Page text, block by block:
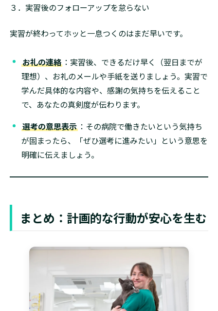
３．実習後のフォローアップを怠らない
実習が終わってホッと一息つくのはまだ早いです。
お礼の連絡 ：実習後、できるだけ早く（翌日までが
理想）、お礼のメールや手紙を送りましょう。実習で
学んだ具体的な内容や、感謝の気持ちを伝えること
で、あなたの真剣度が伝わります。
選考の意思表示 ：その病院で働きたいという気持ち
が固まったら、「ぜひ選考に進みたい」という意思を
明確に伝えましょう。
まとめ：計画的な行動が安心を生む